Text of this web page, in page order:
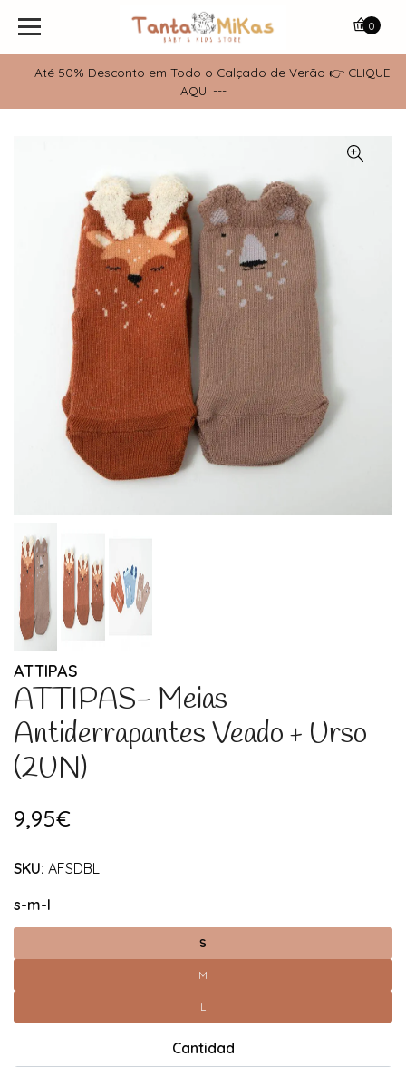
--- Até 50% Desconto em Todo o Calçado de Verão 👉 CLIQUE
AQUI ---
0
ATTIPAS
ATTIPAS- Meias
Antiderrapantes Veado + Urso
(2UN)
9,95€
SKU: AFSDBL
s-m-l
S
M
L
Cantidad